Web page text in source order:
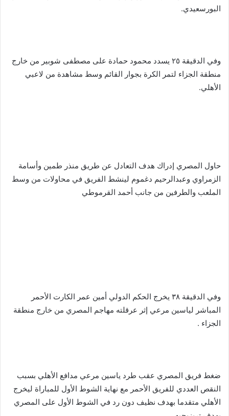
البورسعيدي.
وفي الدقيقة ٢٥ يسدد محمود حمادة على مصطفى شوبير من خارج
منطقة الجزاء لتمر الكرة بجوار القائم وسط مشاهدة من لاعبي
الأهلي.
حاول المصري إدراك هدف التعادل عن طريق منذر طمين وأسامة
الزمراوي وعبدالرحيم دغموم لينشط الفريق في محاولات من وسط
الملعب والطرفين من جانب أحمد القرموطي
وفي الدقيقة ٣٨ يخرج الحكم الدولي أمين عمر الكارت الأحمر
المباشر لياسين مرعي إثر عرقلته مهاجم المصري من خارج منطقة
الجزاء .
ضغط فريق المصري عقب طرد ياسين مرعي مدافع الأهلي بسبب
النقص العددي للفريق الأحمر مع نهاية الشوط الأول للمباراة ليخرج
الأهلي متقدما بهدف نظيف دون رد في الشوط الأول على المصري